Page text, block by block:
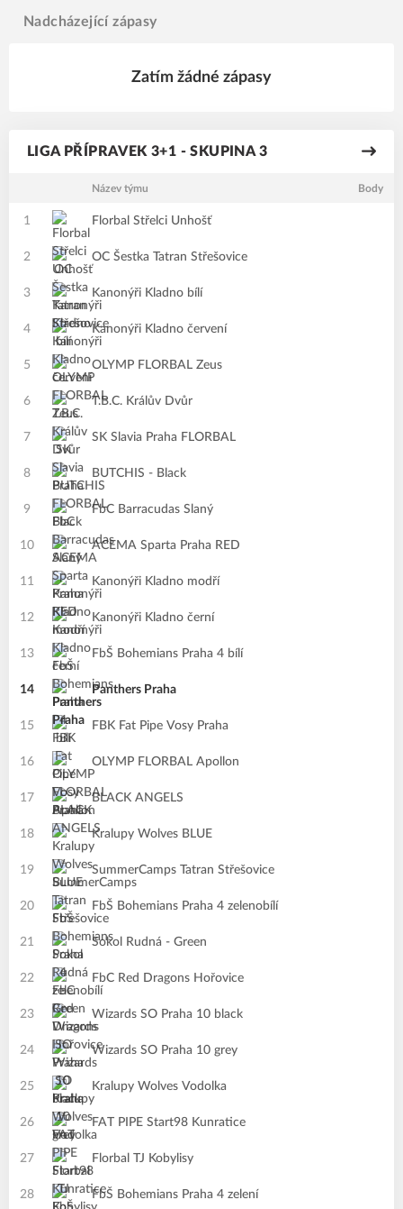
Nadcházející zápasy
Zatím žádné zápasy
LIGA PŘÍPRAVEK 3+1 - SKUPINA 3
Název týmu Body
1 Florbal Střelci Unhošť
2 OC Šestka Tatran Střešovice
3 Kanonýři Kladno bílí
4 Kanonýři Kladno červení
5 OLYMP FLORBAL Zeus
6 T.B.C. Králův Dvůr
7 SK Slavia Praha FLORBAL
8 BUTCHIS - Black
9 FbC Barracudas Slaný
10 ACEMA Sparta Praha RED
11 Kanonýři Kladno modří
12 Kanonýři Kladno černí
13 FbŠ Bohemians Praha 4 bílí
14 Panthers Praha
15 FBK Fat Pipe Vosy Praha
16 OLYMP FLORBAL Apollon
17 BLACK ANGELS
18 Kralupy Wolves BLUE
19 SummerCamps Tatran Střešovice
20 FbŠ Bohemians Praha 4 zelenobílí
21 Sokol Rudná - Green
22 FbC Red Dragons Hořovice
23 Wizards SO Praha 10 black
24 Wizards SO Praha 10 grey
25 Kralupy Wolves Vodolka
26 FAT PIPE Start98 Kunratice
27 Florbal TJ Kobylisy
28 FbŠ Bohemians Praha 4 zelení